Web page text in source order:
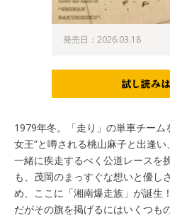
発売日：2026.03.18
1979年冬。「走り」の単車チー
女王”と噂される桃山麻子と出逢
一緒に疾走するべく公道レースを
も、茂岡のまっすぐな想いと優し
め、ここに「湘南爆走族」が誕生！
だがその旗を掲げるにはいくつも